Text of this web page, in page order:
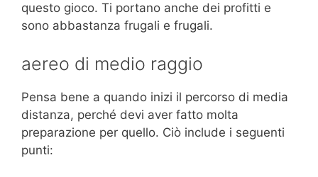
questo gioco. Ti portano anche dei profitti e
sono abbastanza frugali e frugali.
aereo di medio raggio
Pensa bene a quando inizi il percorso di media
distanza, perché devi aver fatto molta
preparazione per quello. Ciò include i seguenti
punti: